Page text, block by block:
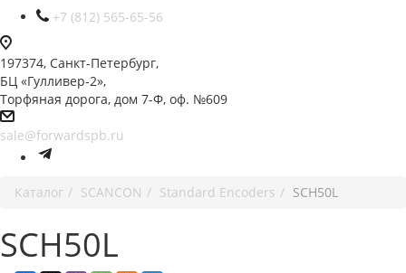
+7 (812) 565-65-56
197374, Санкт-Петербург,
БЦ «Гулливер-2»,
Торфяная дорога, дом 7-Ф, оф. №609
sale@forwardspb.ru
Каталог SCANCON Standard Encoders SCH50L
SCH50L